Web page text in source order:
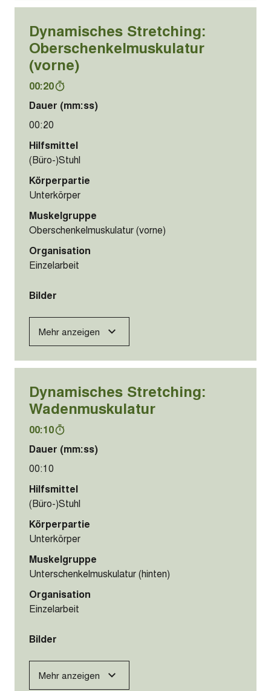
Mehr anzeigen
Dynamisches Stretching:
Oberschenkelmuskulatur
(vorne)
00:20
Dauer (mm:ss)
00:20
(Büro-)Stuhl
Körperpartie
Unterkörper
Oberschenkelmuskulatur (vorne)
Organisation
Einzelarbeit
Bilder
Mehr anzeigen
Dynamisches Stretching:
Wadenmuskulatur
00:10
Dauer (mm:ss)
00:10
(Büro-)Stuhl
Körperpartie
Unterkörper